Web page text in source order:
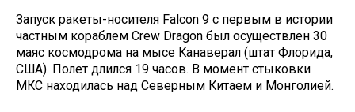
Запуск ракеты-носителя Falcon 9 с первым в истории
частным кораблем Crew Dragon был осуществлен 30
маяс космодрома на мысе Канаверал (штат Флорида,
США). Полет длился 19 часов. В момент стыковки
МКС находилась над Северным Китаем и Монголией.